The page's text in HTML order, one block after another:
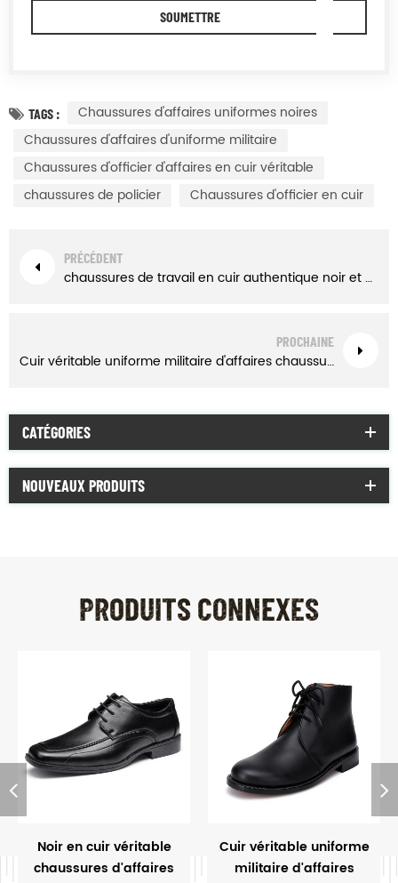
TAGS :
Chaussures d'affaires uniformes noires
Chaussures d'affaires d'uniforme militaire
Chaussures d'officier d'affaires en cuir véritable
chaussures de policier
Chaussures d'officier en cuir
PRÉCÉDENT
chaussures de travail en cuir authentique noir et blanc
PROCHAINE
Cuir véritable uniforme militaire d'affaires chaussures
CATÉGORIES
NOUVEAUX PRODUITS
PRODUITS CONNEXES
Noir en cuir véritable
chaussures d'affaires
Cuir véritable uniforme
militaire d'affaires